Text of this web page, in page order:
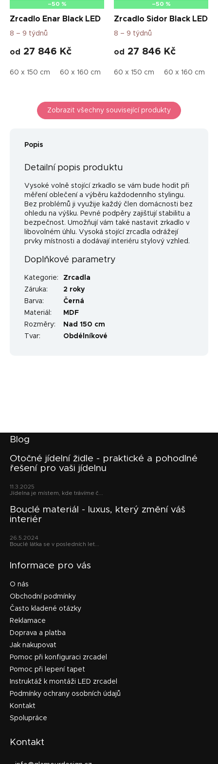
–50 %
Zrcadlo Enar Black LED
8 – 9 týdnů
od 27 846 Kč
60 x 150 cm 60 x 160 cm 70 x 180 cm 70 x 160 cm
–50 %
Zrcadlo Sidor Black LED
8 – 9 týdnů
od 27 846 Kč
60 x 150 cm 60 x 160 cm
Zobrazit všechny související produkty
Popis
Detailní popis produktu
Vysoké volně stojící zrkadlo se vám bude hodit při
měření oblečení a výběru každodenního stylingu.
Bez problémů ji využije každý člen domácnosti bez
ohledu na výšku. Pevné podpěry zajišťují stabilitu a
bezpečnost. Umožňují vám také nastavit zrkadlo v
libovolném úhlu. Vysoká stojící zrcadla odrážejí
prvky místnosti a dodávají interiéru stylový vzhled.
Doplňkové parametry
Kategorie:
Zrcadla
Záruka:
2 roky
Barva:
Černá
Materiál :
MDF
Rozměry:
Nad 150 cm
Tvar: Obdélníkové
Blog
Otočné jídelní židle - praktické a pohodlné
řešení pro vaši jídelnu
11.3.2025
Jídelna je místem, kde trávíme č...
Bouclé materiál - luxus, který změní váš
interiér
26.5.2024
Bouclé látka se v posledních let...
Informace pro vás
O nás
Obchodní podmínky
Často kladené otázky
Reklamace
Doprava a platba
Jak nakupovat
Pomoc při konfiguraci zrcadel
Pomoc při lepení tapet
Instruktáž k montáži LED zrcadel
Podmínky ochrany osobních údajů
Kontakt
Spolupráce
Kontakt